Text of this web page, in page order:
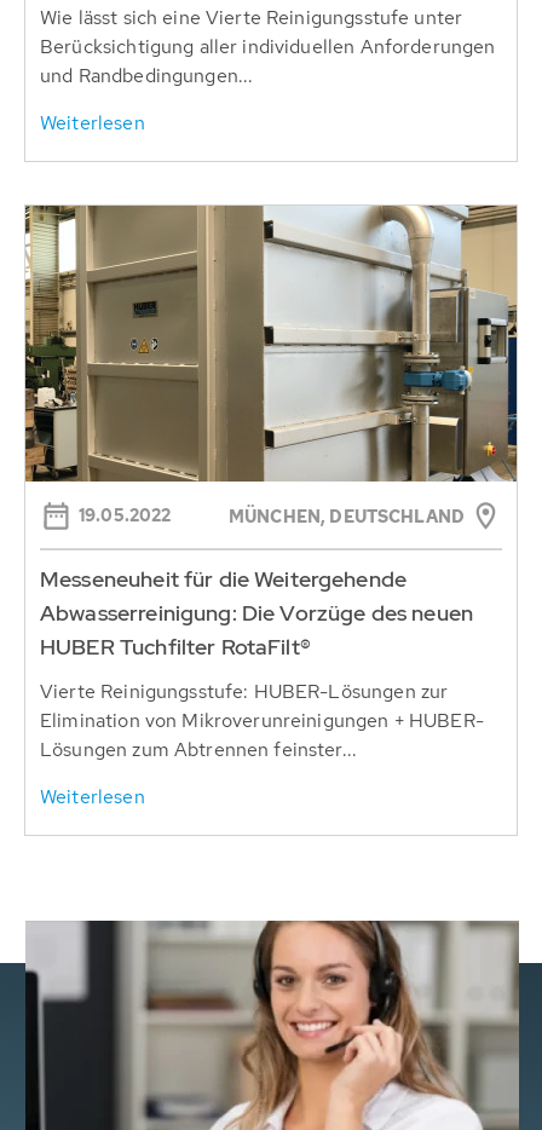
Wie lässt sich eine Vierte Reinigungsstufe unter
Berücksichtigung aller individuellen Anforderungen
und Randbedingungen...
Weiterlesen
19.05.2022 MÜNCHEN, DEUTSCHLAND
Messeneuheit für die Weitergehende
Abwasserreinigung: Die Vorzüge des neuen
HUBER Tuchfilter RotaFilt®
Vierte Reinigungsstufe: HUBER-Lösungen zur
Elimination von Mikroverunreinigungen + HUBER-
Lösungen zum Abtrennen feinster...
Weiterlesen